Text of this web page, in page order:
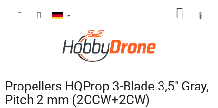
Propellers HQProp 3-Blade 3,5" Gray,
Pitch 2 mm (2CCW+2CW)